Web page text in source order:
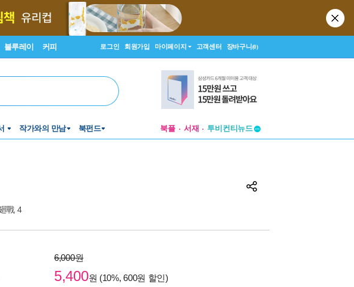
블루레이 커피 로그인 회원가입 마이페이지 고객센터 장바구니(0)
작가와의 만남 북펀드 북플 서재
창작플랫폼
戰 4
6,000원
5,400원 (10%, 600원 할인)